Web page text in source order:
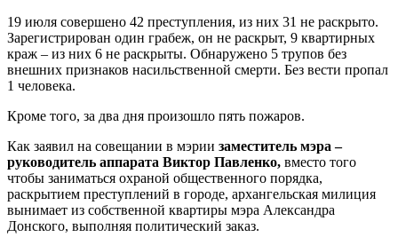
19 июля совершено 42 преступления, из них 31 не раскрыто.
Зарегистрирован один грабеж, он не раскрыт, 9 квартирных
краж – из них 6 не раскрыты. Обнаружено 5 трупов без
внешних признаков насильственной смерти. Без вести пропал
1 человека.
Кроме того, за два дня произошло пять пожаров.
Как заявил на совещании в мэрии заместитель мэра –
руководитель аппарата Виктор Павленко, вместо того
чтобы заниматься охраной общественного порядка,
раскрытием преступлений в городе, архангельская милиция
вынимает из собственной квартиры мэра Александра
Донского, выполняя политический заказ.